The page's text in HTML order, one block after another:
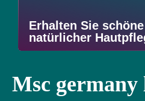
Erhalten Sie
natürlicher
Msc germany